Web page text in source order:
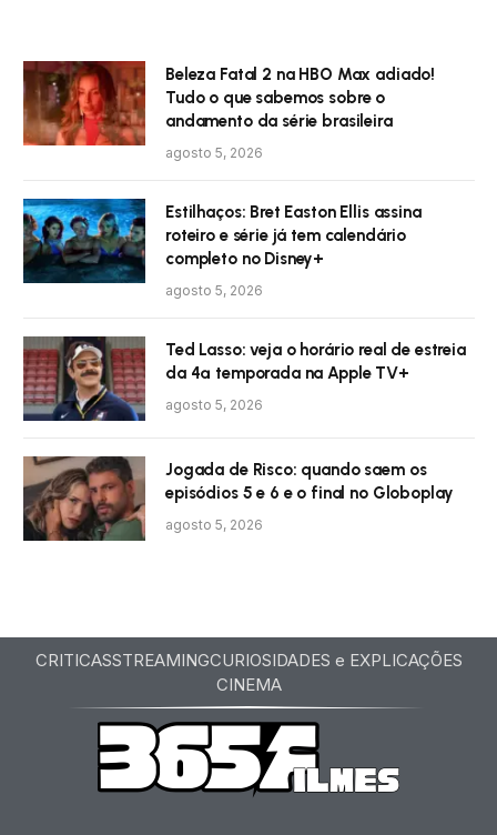
Beleza Fatal 2 na HBO Max adiado!
Tudo o que sabemos sobre o
andamento da série brasileira
agosto 5, 2026
Estilhaços: Bret Easton Ellis assina
roteiro e série já tem calendário
completo no Disney+
agosto 5, 2026
Ted Lasso: veja o horário real de estreia
da 4ª temporada na Apple TV+
agosto 5, 2026
Jogada de Risco: quando saem os
episódios 5 e 6 e o final no Globoplay
agosto 5, 2026
CRITICASSTREAMINGCURIOSIDADES e EXPLICAÇÕES
CINEMA